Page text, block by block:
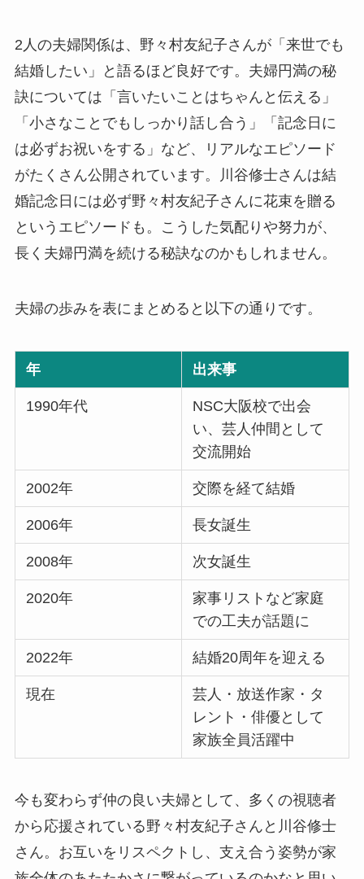
2人の夫婦関係は、野々村友紀子さんが「来世でも
結婚したい」と語るほど良好です。夫婦円満の秘
訣については「言いたいことはちゃんと伝える」
「小さなことでもしっかり話し合う」「記念日に
は必ずお祝いをする」など、リアルなエピソード
がたくさん公開されています。川谷修士さんは結
婚記念日には必ず野々村友紀子さんに花束を贈る
というエピソードも。こうした気配りや努力が、
長く夫婦円満を続ける秘訣なのかもしれません。
夫婦の歩みを表にまとめると以下の通りです。
年 出来事
1990年代
NSC大阪校で出会
い、芸人仲間として
交流開始
2002年 交際を経て結婚
2006年 長女誕生
2008年 次女誕生
2020年
家事リストなど家庭
での工夫が話題に
2022年 結婚20周年を迎える
現在
芸人・放送作家・タ
レント・俳優として
家族全員活躍中
今も変わらず仲の良い夫婦として、多くの視聴者
から応援されている野々村友紀子さんと川谷修士
さん。お互いをリスペクトし、支え合う姿勢が家